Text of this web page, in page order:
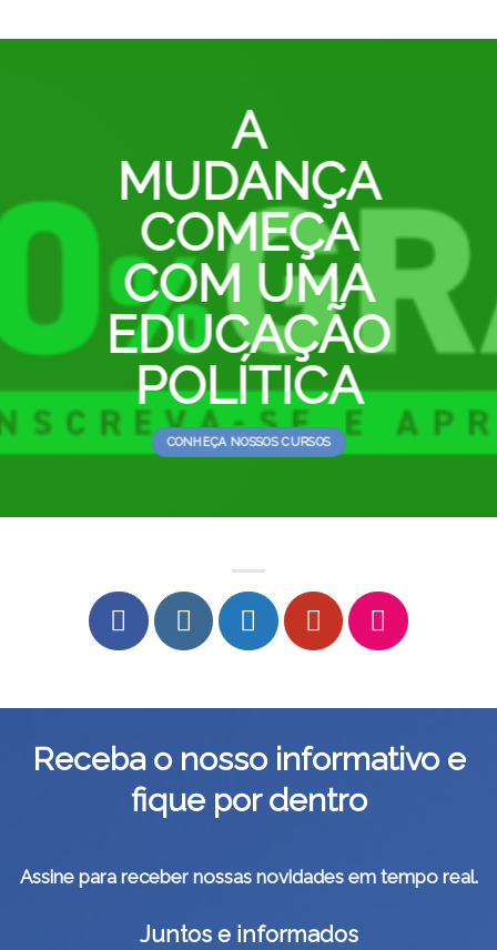
A
MUDANÇA
COMEÇA
COM UMA
EDUCAÇÃO
POLÍTICA
CONHEÇA NOSSOS CURSOS
Receba o nosso informativo e
fique por dentro
Assine para receber nossas novidades em tempo real.
Juntos e informados